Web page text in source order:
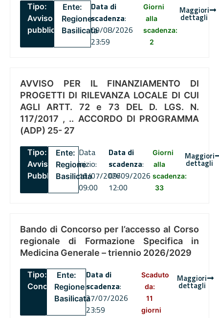
Tipo:
Avviso
pubblico
Ente:
Regione
Basilicata
Data di
scadenza:
09/08/2026
23:59
Giorni
alla
scadenza:
2
Maggiori
dettagli
AVVISO PER IL FINANZIAMENTO DI
PROGETTI DI RILEVANZA LOCALE DI CUI
AGLI ARTT. 72 e 73 DEL D. LGS. N.
117/2017 , .. ACCORDO DI PROGRAMMA
(ADP) 25- 27
Tipo:
Avviso
Pubblico
Ente:
Regione
Basilicata
Data
inizio:
16/07/2026
09:00
Data di
scadenza:
09/09/2026
12:00
Giorni
alla
scadenza:
33
Maggiori
dettagli
Bando di Concorso per l’accesso al Corso
regionale di Formazione Specifica in
Medicina Generale – triennio 2026/2029
Tipo:
Concorsi
Ente:
Regione
Basilicata
Data di
scadenza:
27/07/2026
23:59
Scaduto
da:
11
giorni
Maggiori
dettagli